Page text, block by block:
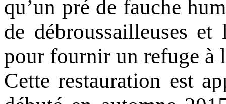
qu’un pré de fauche
de débroussailleuses
pour fournir un refuge à
Cette restauration est